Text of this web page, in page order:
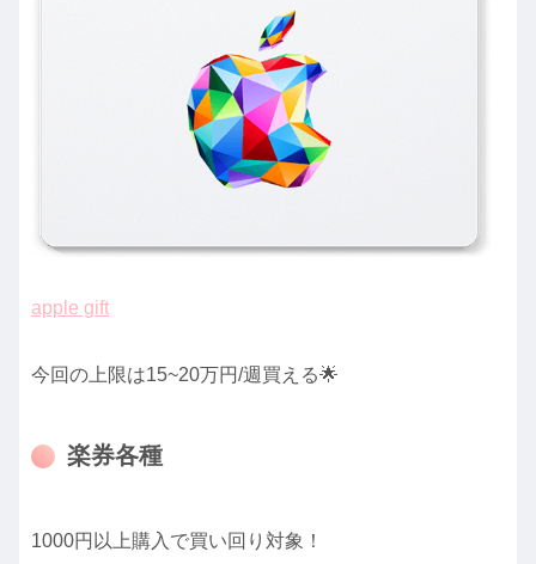
apple gift
今回の上限は15~20万円/週買える🌟
楽券各種
1000円以上購入で買い回り対象！